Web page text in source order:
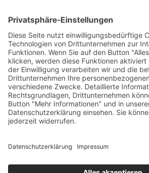
Tekal – Textile Lebensqualität
Exklusive moderne & Orientteppiche
Feuerwerk XXL
Pyrotechnik online bestellen
© Stadtmühle Waldenbuch 2026
und Mühlenprodukte ·
Cookie-Einstellungen
Alle Preise inkl. der gesetzlichen MwSt.